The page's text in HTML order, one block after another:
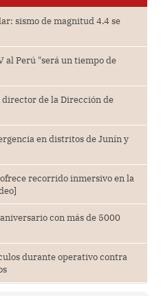
sismo de magnitud 4.4 se
al Perú "será un tiempo de
de la Dirección de
en distritos de Junín y
recorrido inmersivo en la
con más de 5000
durante operativo contra